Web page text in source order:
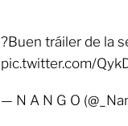
?Buen tráiler de la
pic.twitter.com/
— N A N G O